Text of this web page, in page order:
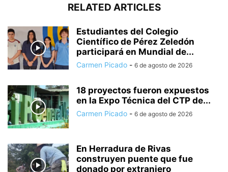
RELATED ARTICLES
Estudiantes del Colegio
Científico de Pérez Zeledón
participará en Mundial de...
Carmen Picado - 6 de agosto de 2026
18 proyectos fueron expuestos
en la Expo Técnica del CTP de...
Carmen Picado - 6 de agosto de 2026
En Herradura de Rivas
construyen puente que fue
donado por extranjero